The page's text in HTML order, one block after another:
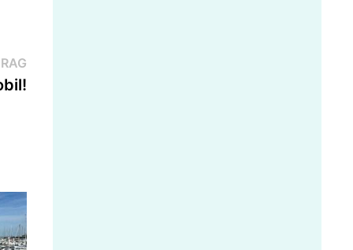
Nächster
Beitrag: